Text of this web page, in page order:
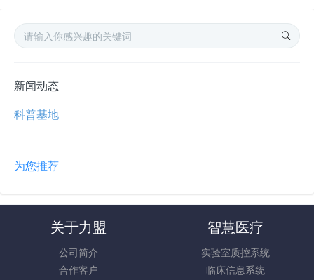
新闻动态
科普基地
为您推荐
关于力盟
公司简介
合作客户
智慧医疗
实验室质控系统
临床信息系统